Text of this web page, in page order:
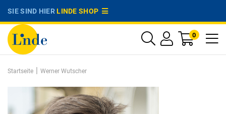
SIE SIND HIERLINDE SHOP
0
Startseite | Werner Wutscher